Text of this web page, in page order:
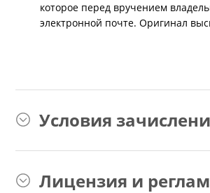
которое перед вручением
электронной почте. Оригинал
Условия
Лицензия и